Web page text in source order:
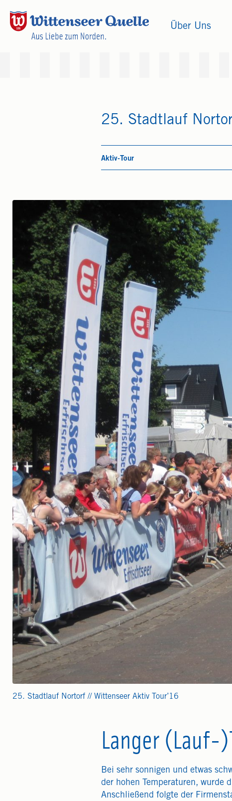
Über Uns
25. Stadtlauf
Aktiv-Tour
25. Stadtlauf Nortorf // Wittenseer Aktiv Tour’16
Langer (Lauf-
Bei sehr sonnigen und etwas
der hohen Temperaturen, wurde
Anschließend folgte der